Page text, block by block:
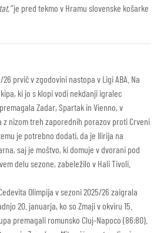
je pred tekmo v Hramu slovenske košarke
prvič v zgodovini nastopa v Ligi ABA. Na
ki jo s klopi vodi nekdanji igralec
Zadar, Spartak in Vienno, v
z nizom treh zaporednih porazov proti Crveni
je potrebno dodati, da je Ilirija na
saj je moštvo, ki domuje v dvorani pod
delu sezone, zabeležilo v Hali Tivoli.
Olimpija v sezoni 2025/26 zaigrala
20. januarja, ko so Zmaji v okviru 15.
premagali romunsko Cluj-Napoco (86:80).